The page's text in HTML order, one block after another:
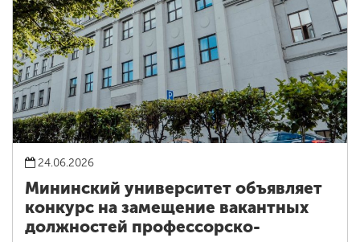
24.06.2026
Мининский университет объявляет
конкурс на замещение вакантных
должностей профессорско-